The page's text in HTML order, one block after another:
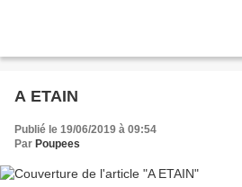
A ETAIN
Publié le 19/06/2019 à 09:54
Par Poupees